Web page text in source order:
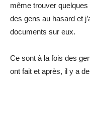
même trouver
des gens au hasard et
documents sur eux.
Ce sont à la fois des
ont fait et après, il y a